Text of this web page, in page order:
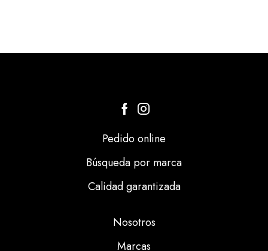
Pedido online
Búsqueda por marca
Calidad garantizada
Nosotros
Marcas